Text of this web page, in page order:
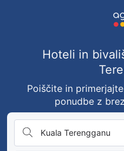
Hoteli in
Poiščite in
ponudbe z
Kuala Terengganu